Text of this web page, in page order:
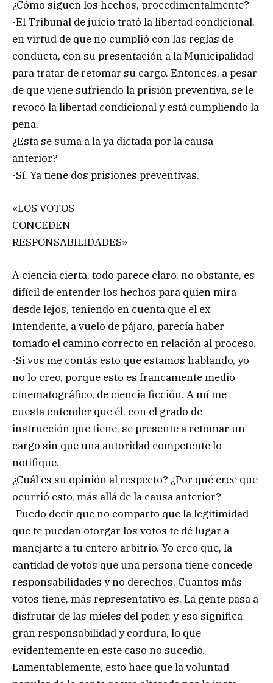
¿Cómo siguen los hechos, procedimentalmente?
-El Tribunal de juicio trató la libertad condicional,
en virtud de que no cumplió con las reglas de
conducta, con su presentación a la Municipalidad
para tratar de retomar su cargo. Entonces, a pesar
de que viene sufriendo la prisión preventiva, se le
revocó la libertad condicional y está cumpliendo la
pena.
¿Esta se suma a la ya dictada por la causa
anterior?
-Sí. Ya tiene dos prisiones preventivas.
«LOS VOTOS
CONCEDEN
RESPONSABILIDADES»
A ciencia cierta, todo parece claro, no obstante, es
difícil de entender los hechos para quien mira
desde lejos, teniendo en cuenta que el ex
Intendente, a vuelo de pájaro, parecía haber
tomado el camino correcto en relación al proceso.
-Si vos me contás esto que estamos hablando, yo
no lo creo, porque esto es francamente medio
cinematográfico, de ciencia ficción. A mí me
cuesta entender que él, con el grado de
instrucción que tiene, se presente a retomar un
cargo sin que una autoridad competente lo
notifique.
¿Cuál es su opinión al respecto? ¿Por qué cree que
ocurrió esto, más allá de la causa anterior?
-Puedo decir que no comparto que la legitimidad
que te puedan otorgar los votos te dé lugar a
manejarte a tu entero arbitrio. Yo creo que, la
cantidad de votos que una persona tiene concede
responsabilidades y no derechos. Cuantos más
votos tiene, más representativo es. La gente pasa a
disfrutar de las mieles del poder, y eso significa
gran responsabilidad y cordura, lo que
evidentemente en este caso no sucedió.
Lamentablemente, esto hace que la voluntad